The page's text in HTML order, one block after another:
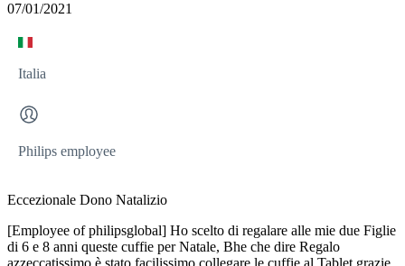
07/01/2021
Italia
Philips employee
Eccezionale Dono Natalizio
[Employee of philipsglobal] Ho scelto di regalare alle mie due Figlie
di 6 e 8 anni queste cuffie per Natale, Bhe che dire Regalo